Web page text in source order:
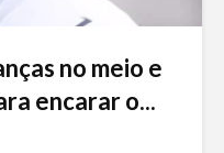
no meio e
encarar o...